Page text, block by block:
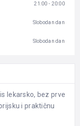
21:00 - 20:00
Slobodan dan
Slobodan dan
lekarsko, bez prve
i praktičnu